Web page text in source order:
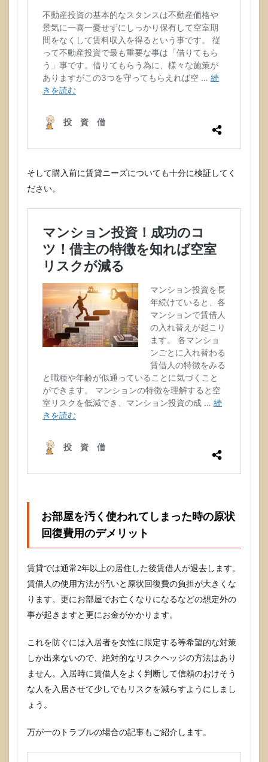
そして購入前に賃貸ニーズについても十分に検証してく
ださい。
お部屋を汚く使われてしまった時の原状
回復費用のデメリット
賃貸では通常2年以上の居住した後賃借人が退去します。
賃借人の使用方法が汚いと原状回復費の負担が大きくな
ります。更にお部屋でお亡くなりになるなどの想定外の
事が起きますと更にお金がかかります。
これを防ぐには入居者を女性に限定する等希望的な対策
しか出来ないので、絶対的なリスクヘッジの方法はあり
ません。入居時に賃借人をよく判断して信頼のおけそう
な人を入居させて少しでもリスクを減らすようにしまし
ょう。
万が一のトラブルの場合の記事もご紹介します。